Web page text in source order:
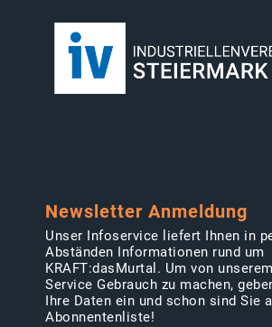
Newsletter Anmeldung
Unser Infoservice liefert Ihnen in
Abständen Informationen rund um
KRAFT:dasMurtal. Um von
Service Gebrauch zu machen,
Ihre Daten ein und schon sind Sie
Abonnentenliste!